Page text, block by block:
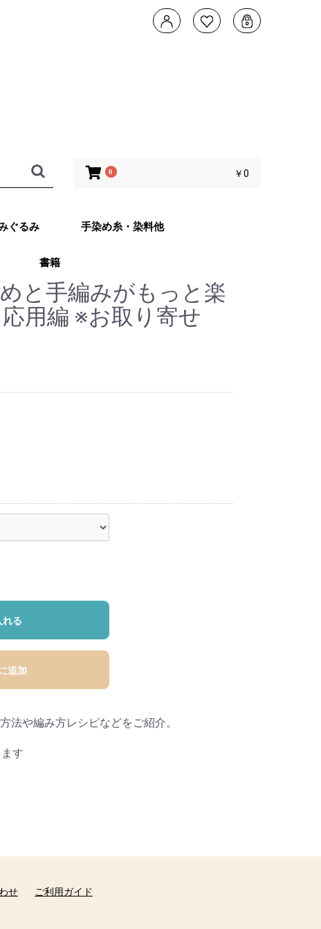
0 ￥0
ぐるみ
タデザイン 武
ット
ともこのカメレ
他 あみぐるみ
手染め糸・染料他
書籍
と手編みがもっと楽
用編 ※お取り寄せ
れる
追加
法や編み方レシピなどをご紹介。
す
せ ご利用ガイド